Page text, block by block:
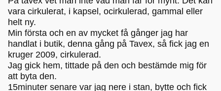
vara cirkulerat, i kapsel, ocirkulerad, gammal eller
helt ny.
Min första och en av mycket få gånger jag har
handlat i butik, denna gång på Tavex, så fick jag en
kruger 2009, cirkulerad.
Jag gick hem, tittade på den och bestämde mig för
att byta den.
15minuter senare var jag nere i stan, bytte och fick